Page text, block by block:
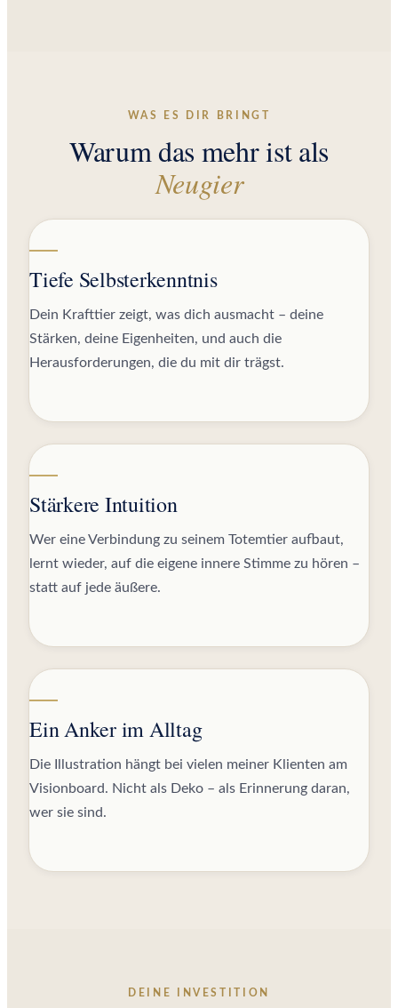
WAS ES DIR BRINGT
Warum das mehr ist als
Neugier
Tiefe Selbsterkenntnis
Dein Krafttier zeigt, was dich ausmacht – deine
Stärken, deine Eigenheiten, und auch die
Herausforderungen, die du mit dir trägst.
Stärkere Intuition
Wer eine Verbindung zu seinem Totemtier aufbaut,
lernt wieder, auf die eigene innere Stimme zu hören –
statt auf jede äußere.
Ein Anker im Alltag
Die Illustration hängt bei vielen meiner Klienten am
Visionboard. Nicht als Deko – als Erinnerung daran,
wer sie sind.
DEINE INVESTITION